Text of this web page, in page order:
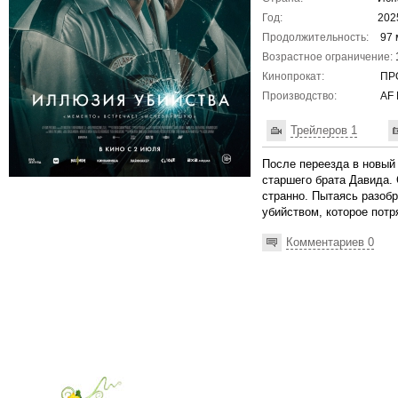
Год:
Продолжительность:
97
Возрастное ограничение:
Кинопрокат:
Производство:
AF
Трейлеров 1
После переезда в
старшего брата
странно. Пытаясь
убийством, которое
Комментариев 0